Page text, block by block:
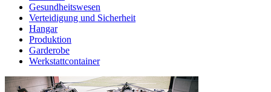
Gesundheitswesen
Verteidigung und Sicherheit
Hangar
Produktion
Garderobe
Werkstattcontainer